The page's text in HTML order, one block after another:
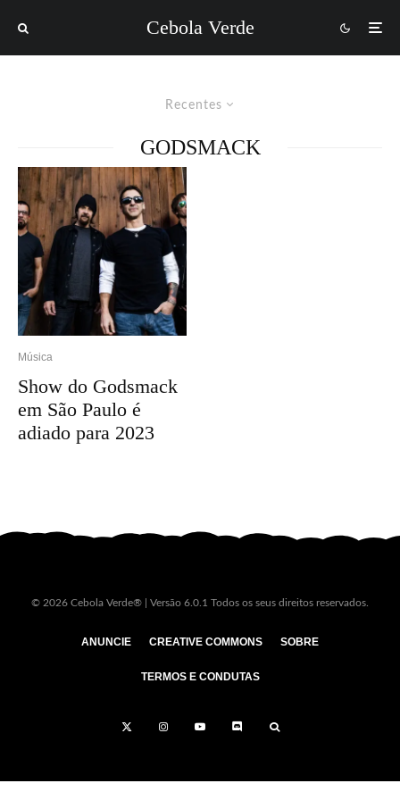
Cebola Verde
Recentes
GODSMACK
Música
Show do Godsmack
em São Paulo é
adiado para 2023
© 2026 Cebola Verde® | Versão 6.0.1 Todos os seus direitos reservados.
ANUNCIE CREATIVE COMMONS SOBRE
TERMOS E CONDUTAS